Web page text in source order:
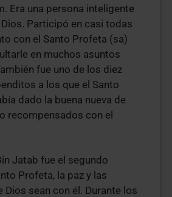
Era una persona inteligente
Participó en casi todas
con el Santo Profeta (sa)
en muchos asuntos
fue uno de los diez
a los que el Santo
dado la buena nueva de
recompensados con el
Jatab fue el segundo
Profeta, la paz y las
Dios sean con él. Durante los